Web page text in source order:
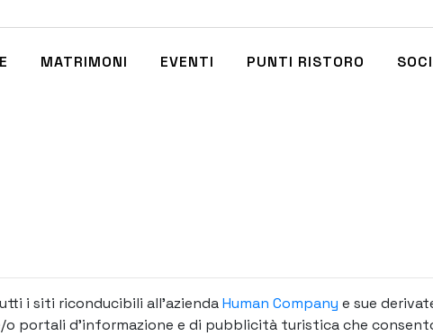
MATRIMONI EVENTI PUNTI RISTORO
i siti riconducibili all’aziendaHuman Company e sue
portali d’informazione e di pubblicità turistica che